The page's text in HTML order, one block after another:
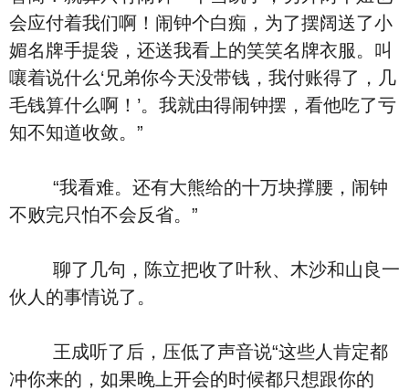
会应付着我们啊！闹钟个白痴，为了摆阔送了小
媚名牌手提袋，还送我看上的笑笑名牌衣服。叫
嚷着说什么‘兄弟你今天没带钱，我付账得了，几
毛钱算什么啊！’。我就由得闹钟摆，看他吃了亏
知不知道收敛。”
“我看难。还有大熊给的十万块撑腰，闹钟
不败完只怕不会反省。”
聊了几句，陈立把收了叶秋、木沙和山良一
伙人的事情说了。
王成听了后，压低了声音说“这些人肯定都
冲你来的，如果晚上开会的时候都只想跟你的